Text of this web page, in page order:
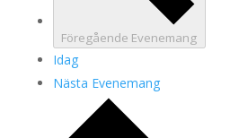
Föregående Evenemang
Idag
Nästa Evenemang